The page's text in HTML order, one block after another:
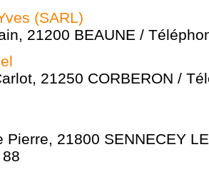
(SARL)
21200 BEAUNE /
21250 CORBERON /
Pierre, 21800 SENNECEY